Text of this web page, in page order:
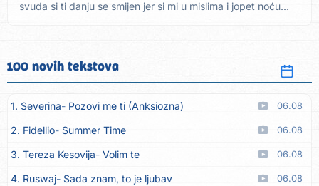
svuda si ti danju se smijen jer si mi u mislima i jopet noću...
100 novih tekstova
1. Severina Pozovi me ti (Anksiozna) 06.08
2. Fidellio Summer Time 06.08
3. Tereza Kesovija Volim te 06.08
4. Ruswaj Sada znam, to je ljubav 06.08